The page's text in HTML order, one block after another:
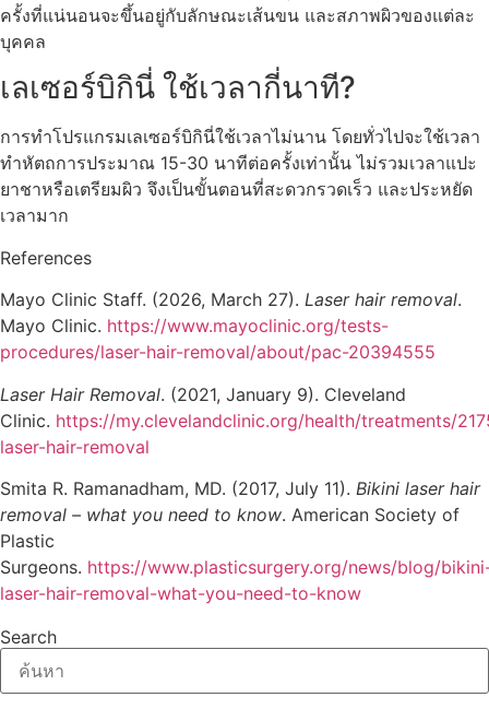
ครั้งที่แน่นอนจะขึ้นอยู่กับลักษณะเส้นขน และสภาพผิวของแต่ละ
บุคคล
เลเซอร์บิกินี่ ใช้เวลากี่นาที?
การทำโปรแกรมเลเซอร์บิกินี่ใช้เวลาไม่นาน โดยทั่วไปจะใช้เวลา
ทำหัตถการประมาณ 15-30 นาทีต่อครั้งเท่านั้น ไม่รวมเวลาแปะ
ยาชาหรือเตรียมผิว จึงเป็นขั้นตอนที่สะดวกรวดเร็ว และประหยัด
เวลามาก
References
Mayo Clinic Staff. (2026, March 27). Laser hair removal.
Mayo Clinic. https://www.mayoclinic.org/tests-
procedures/laser-hair-removal/about/pac-20394555
Laser Hair Removal. (2021, January 9). Cleveland
Clinic. https://my.clevelandclinic.org/health/treatments/
laser-hair-removal
Smita R. Ramanadham, MD. (2017, July 11). Bikini laser hair
removal – what you need to know. American Society of
Plastic
Surgeons. https://www.plasticsurgery.org/news/blog/
laser-hair-removal-what-you-need-to-know
Search